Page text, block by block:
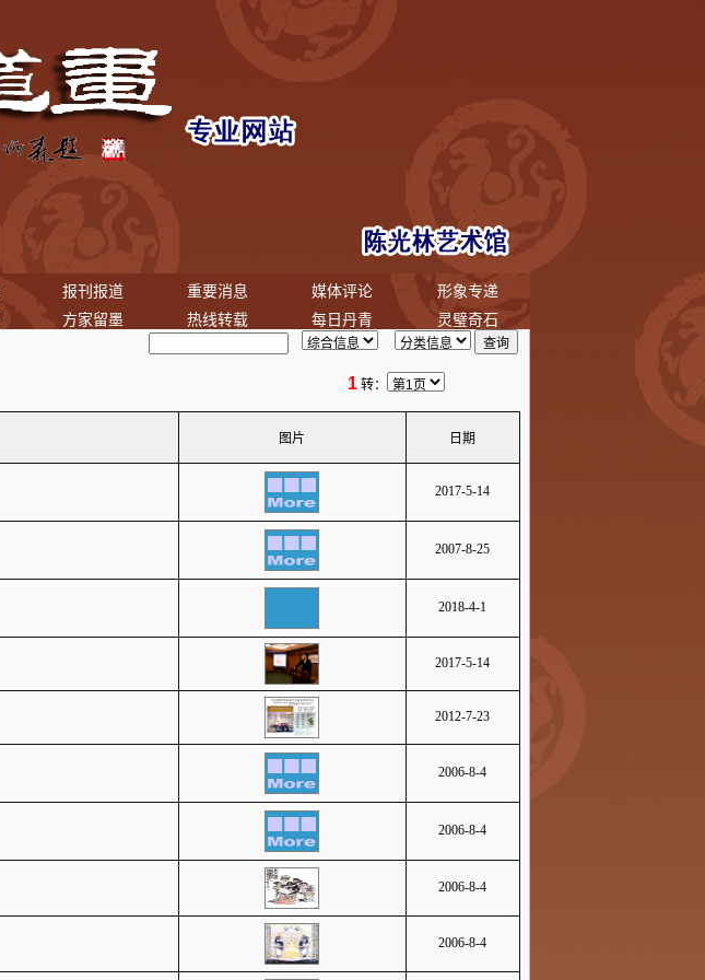
报刊报道 重要消息 媒体评论
形象专递
方家留墨 热线转载 每日丹青 灵璧奇石
1 转：
图片 日期
2017-5-14
2007-8-25
2018-4-1
2017-5-14
2012-7-23
2006-8-4
2006-8-4
2006-8-4
2006-8-4